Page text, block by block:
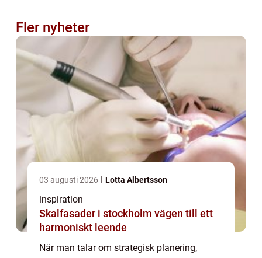
Fler nyheter
03 augusti 2026 Lotta Albertsson
inspiration
Skalfasader i stockholm vägen till ett
harmoniskt leende
När man talar om strategisk planering,